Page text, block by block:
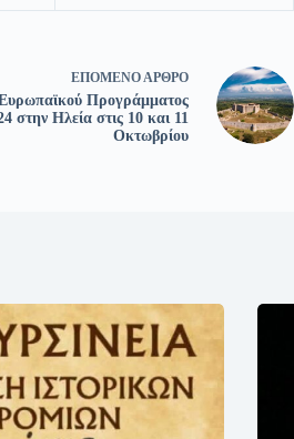
ΕΠΌΜΕΝΟΆΡΘΡΟ
Προγράμματος
στην Ηλεία στις 10 και 11
Οκτωβρίου